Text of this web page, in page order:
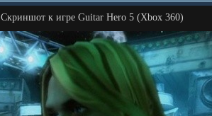
Скриншот к игре Guitar Hero 5 (Xbox 360)